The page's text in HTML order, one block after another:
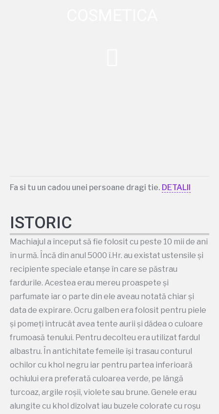
Fa si tu un cadou unei persoane dragi tie. DETALII
ISTORIC
Machiajul a început să fie folosit cu peste 10 mii de ani
în urmă. Încă din anul 5000 î.Hr. au existat ustensile și
recipiente speciale etanșe în care se păstrau
fardurile. Acestea erau mereu proaspete și
parfumate iar o parte din ele aveau notată chiar și
data de expirare. Ocru galben era folosit pentru piele
și pomeți întrucât avea tente aurii și dădea o culoare
frumoasă tenului. Pentru decolteu era utilizat fardul
albastru. În antichitate femeile își trasau conturul
ochilor cu khol negru iar pentru partea inferioară
ochiului era preferată culoarea verde, pe lângă
turcoaz, argile roșii, violete sau brune. Genele erau
alungite cu khol dizolvat iau buzele colorate cu roșu